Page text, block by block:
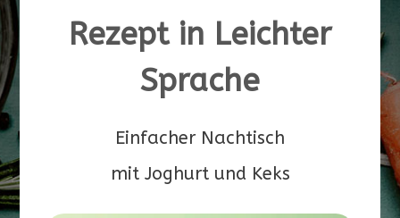
Rezept in Leichter
Sprache
Einfacher Nachtisch
mit Joghurt und Keks